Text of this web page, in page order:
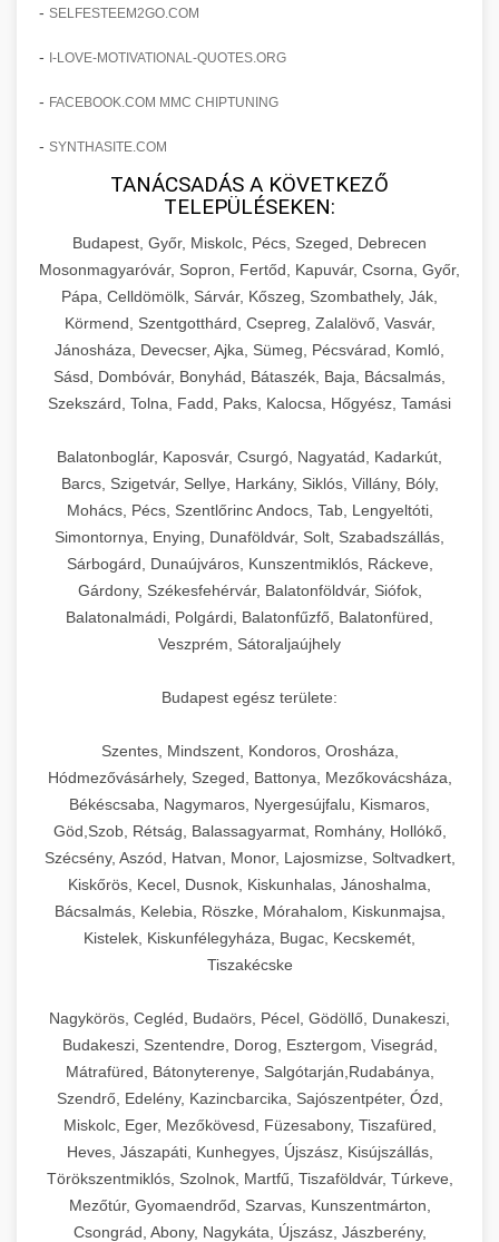
amelyek valós eredményeket hoznak.
szonyegtisztito.net
marketing stratégiai tervrajz
útjáról, bemutatva az utat a küzdő praxistól a
virágzó vállalkozásig 150%-os növekedéssel.
klinika átalakulási történet
Érdeklődés 150%-os Fokozása
Technikák és módszerek a páciensek
érdeklődésének és elkötelezettségének drámai
növeléséhez. Egy 150%-os fellendülési
esettanulmány gyakorlati betekintésekkel.
weboldal-keszites.co
elkötelezettség erősítési módszerek
🎮 19. AI Google Ads és Meta
Kampány Kezelés
Fejlett AI-alapú Google Ads és Meta hirdetési
kampánykezelés. Optimalizálja hirdetési
költségvetését gépi tanulással és
automatizálással.
aikampany.hu AI hirdetési automatizálás
🍞 20. Ipari Dagasztógép +
Professzionális ipari dagasztógépek és
tésztakeverő gépek pékségek és kereskedelmi
konyhák számára. Masszív konstrukció
megbízható teljesítményhez.
chef-iparikonyhagepek.hu
kereskedelmi tésztakeverő
🔪 21. Ipari Szeletelőgép +
Ipari hús- és sajtszeletelő gépek professzionális
élelmiszer-előkészítéshez. Precíziós vágás
állítható vastagság beállítással.
chef-iparikonyhagepek.hu
professzionális élelmiszer szeletelő
📦 22. Vákuumozó Gép +
Kereskedelmi vákuumcsomagoló berendezések
élelmiszerek tartósításához. Hosszabbítsa a
szavatossági időt és tartsa meg a termék
frissességét.
🎁 23. Vákuumfóliázó Gép +
Ipari vákuumfóliázó gépek professzionális
Hatékony lezárási és tartósítási megoldások.
chef-iparikonyhagepek.hu
kereskedelmi csomagoló gép
professzionális konyhák számára. Nagy
kapacitású sütő- és főzőberendezés precíz
hőmérséklet-szabályozással.
chef-iparikonyhagepek.hu
kereskedelmi sütősütő
❄️ 25. Ipari Hűtőszekrény +
Professzionális hűtőegységek és hűtőkamrák
kereskedelmi konyhák számára.
Energiahatékony hűtési megoldások nagy
kapacitással.
chef-iparikonyhagepek.hu
💧 26. Ipari Mosogatógép +
Kereskedelmi mosogatóberendezések nagy
forgalmú éttermi műveletekhez. Gyors tisztítási
ciklusok fertőtlenítési képességekkel.
chef-iparikonyhagepek.hu
🧀 27. Ipari Sajtreszelő Gép +
élelmiszer-előkészítéshez. Különböző reszelési
méretek különböző alkalmazásokhoz.
chef-iparikonyhagepek.hu
kereskedelmi sajtreszelő
🍳 28. Nagykonyhai
Berendezések
+
Teljes körű nagykonyhai berendezések és
professzionális vendéglátóipari kellékek.
Minden, ami szükséges éttermi és catering
műveletekhez.
- SELFESTEEM2GO.COM
- I-LOVE-MOTIVATIONAL-QUOTES.ORG
- FACEBOOK.COM MMC CHIPTUNING
- SYNTHASITE.COM
TANÁCSADÁS A KÖVETKEZŐ
TELEPÜLÉSEKEN:
Budapest, Győr, Miskolc, Pécs, Szeged, Debrecen
Mosonmagyaróvár, Sopron, Fertőd, Kapuvár, Csorna, Győr,
Pápa, Celldömölk, Sárvár, Kőszeg, Szombathely, Ják,
Körmend, Szentgotthárd, Csepreg, Zalalövő, Vasvár,
Jánosháza, Devecser, Ajka, Sümeg, Pécsvárad, Komló,
Sásd, Dombóvár, Bonyhád, Bátaszék, Baja, Bácsalmás,
Szekszárd, Tolna, Fadd, Paks, Kalocsa, Hőgyész, Tamási
Balatonboglár, Kaposvár, Csurgó, Nagyatád, Kadarkút,
Barcs, Szigetvár, Sellye, Harkány, Siklós, Villány, Bóly,
Mohács, Pécs, Szentlőrinc Andocs, Tab, Lengyeltóti,
Simontornya, Enying, Dunaföldvár, Solt, Szabadszállás,
Sárbogárd, Dunaújváros, Kunszentmiklós, Ráckeve,
Gárdony, Székesfehérvár, Balatonföldvár, Siófok,
Balatonalmádi, Polgárdi, Balatonfűzfő, Balatonfüred,
Veszprém, Sátoraljaújhely
Budapest egész területe:
Szentes, Mindszent, Kondoros, Orosháza,
Hódmezővásárhely, Szeged, Battonya, Mezőkovácsháza,
Békéscsaba, Nagymaros, Nyergesújfalu, Kismaros,
Göd,Szob, Rétság, Balassagyarmat, Romhány, Hollókő,
Szécsény, Aszód, Hatvan, Monor, Lajosmizse, Soltvadkert,
Kiskőrös, Kecel, Dusnok, Kiskunhalas, Jánoshalma,
Bácsalmás, Kelebia, Röszke, Mórahalom, Kiskunmajsa,
Kistelek, Kiskunfélegyháza, Bugac, Kecskemét,
Tiszakécske
Nagykörös, Cegléd, Budaörs, Pécel, Gödöllő, Dunakeszi,
Budakeszi, Szentendre, Dorog, Esztergom, Visegrád,
Mátrafüred, Bátonyterenye, Salgótarján,Rudabánya,
Szendrő, Edelény, Kazincbarcika, Sajószentpéter, Ózd,
Miskolc, Eger, Mezőkövesd, Füzesabony, Tiszafüred,
Heves, Jászapáti, Kunhegyes, Újszász, Kisújszállás,
Törökszentmiklós, Szolnok, Martfű, Tiszaföldvár, Túrkeve,
Mezőtúr, Gyomaendrőd, Szarvas, Kunszentmárton,
Csongrád, Abony, Nagykáta, Újszász, Jászberény,